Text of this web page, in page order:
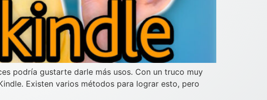
podría gustarte darle más usos. Con un truco muy
Existen varios métodos para lograr esto, pero